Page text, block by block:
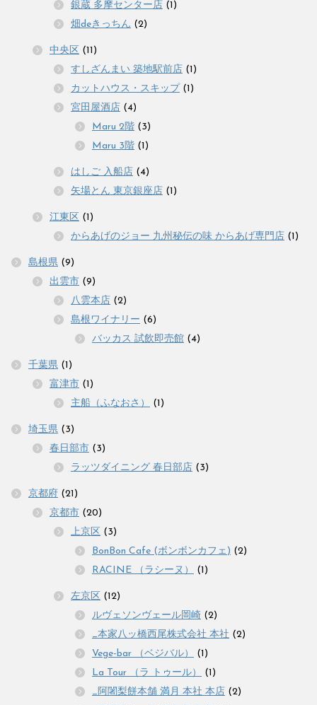
銀蔵 多摩センター店 (1)
畑deきっちん (2)
中央区 (11)
すしざんまい 築地駅前店 (1)
カットハウス・スキップ (1)
宮田屋酒店 (4)
Maru 2階 (3)
Maru 3階 (1)
はしご 入船店 (4)
矢場とん 東京銀座店 (1)
江東区 (1)
からあげのジョー 九州秘伝の味 からあげ専門店 (1)
島根県 (9)
出雲市 (9)
八雲本店 (2)
島根ワイナリー (6)
バッカス 試飲即売館 (4)
千葉県 (1)
富津市 (1)
主船（ふなおさ）
(1)
埼玉県 (3)
春日部市 (3)
ラッツダイニング 春日部店 (3)
京都府 (21)
京都市 (20)
上京区 (3)
BonBon Cafe (ボンボンカフェ) (2)
RACINE （ラシーヌ）
(1)
左京区 (12)
ルヴェソンヴェール岡崎 (2)
_本家八ッ橋西尾株式会社 本社 (2)
Vege-bar （ベジバル）
(1)
La Tour （ラ トゥール）
(1)
_阿闍梨餅本舗 満月 本社 本店 (2)